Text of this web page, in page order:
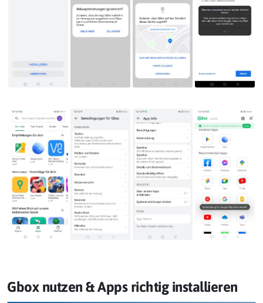
Gbox nutzen & Apps richtig installieren